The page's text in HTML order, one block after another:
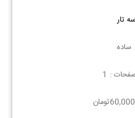
سه تار
ساده
:
1
60,000تومان